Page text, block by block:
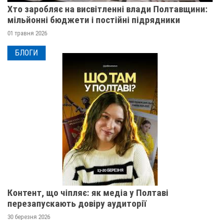
Хто заробляє на висвітленні влади Полтавщини:
мільйонні бюджети і постійні підрядники
01 травня 2026
БЛОГИ
Контент, що чіпляє: як медіа у Полтаві
перезапускають довіру аудиторії
30 березня 2026